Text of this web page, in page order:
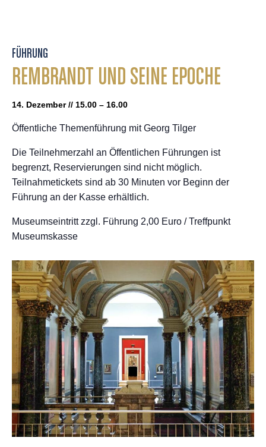
FÜHRUNG
REMBRANDT UND SEINE EPOCHE
14. Dezember // 15.00 – 16.00
Öffentliche Themenführung mit Georg Tilger
Die Teilnehmerzahl an Öffentlichen Führungen ist
begrenzt, Reservierungen sind nicht möglich.
Teilnahmetickets sind ab 30 Minuten vor Beginn der
Führung an der Kasse erhältlich.
Museumseintritt zzgl. Führung 2,00 Euro / Treffpunkt
Museumskasse